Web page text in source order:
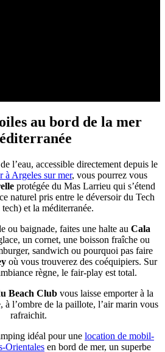
au bord de la mer
l’eau, accessible directement depuis le
à Argeles sur mer, vous pourrez vous
protégée du Mas Larrieu qui s’étend
naturel pris entre le déversoir du Tech
et la méditerranée.
ou baignade, faites une halte au Cala
un cornet, une boisson fraîche ou
sandwich ou pourquoi pas faire
où vous trouverez des coéquipiers. Sur
règne, le fair-play est total.
Beach Club vous laisse emporter à la
à l’ombre de la paillote, l’air marin vous
rafraichit.
idéal pour une location de mobil-
Orientales en bord de mer, un superbe